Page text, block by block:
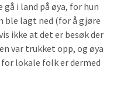
i land på øya, for hun
lagt ned (for å gjøre
ikke at det er besøk der
var trukket opp, og øya
lokale folk er dermed